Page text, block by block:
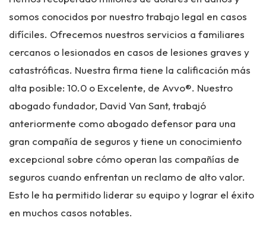
somos conocidos por nuestro trabajo legal en casos
difíciles. Ofrecemos nuestros servicios a familiares
cercanos o lesionados en casos de lesiones graves y
catastróficas. Nuestra firma tiene la calificación más
alta posible: 10.0 o Excelente, de Avvo®. Nuestro
abogado fundador, David Van Sant, trabajó
anteriormente como abogado defensor para una
gran compañía de seguros y tiene un conocimiento
excepcional sobre cómo operan las compañías de
seguros cuando enfrentan un reclamo de alto valor.
Esto le ha permitido liderar su equipo y lograr el éxito
en muchos casos notables.